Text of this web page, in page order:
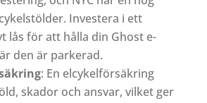
Investera i ett
lås för att hålla din Ghost e-
den är parkerad.
: En elcykelförsäkring
skador och ansvar, vilket ger